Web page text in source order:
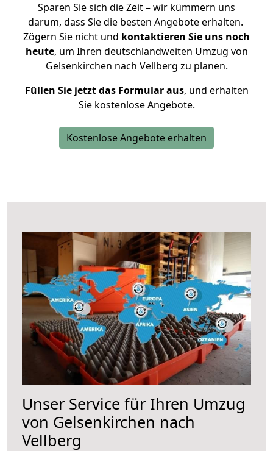
Sparen Sie sich die Zeit – wir kümmern uns
darum, dass Sie die besten Angebote erhalten.
Zögern Sie nicht und kontaktieren Sie uns noch
heute, um Ihren deutschlandweiten Umzug von
Gelsenkirchen nach Vellberg zu planen.
Füllen Sie jetzt das Formular aus, und erhalten
Sie kostenlose Angebote.
Kostenlose Angebote erhalten
Unser Service für Ihren Umzug
von Gelsenkirchen nach
Vellberg